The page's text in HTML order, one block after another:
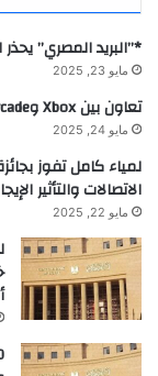
*”البريد المصري”
مايو 23, 2025
تعاون بين Xbox وAntstream Arcade
مايو 24, 2025
لمياء كامل تفوز
الاتصالات والتأثير
مايو 22, 2025